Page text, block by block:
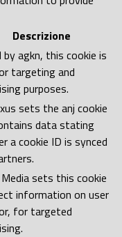
Descrizione
by agkn, this cookie is
targeting and
purposes.
sets the anj cookie
data stating
a cookie ID is synced
Media sets this cookie
information on user
for targeted